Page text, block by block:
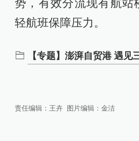
势，有效分流现有航站
轻航班保障压力。
【专题】澎湃自贸港 遇见
责任编辑： 王卉 图片编辑： 金洁